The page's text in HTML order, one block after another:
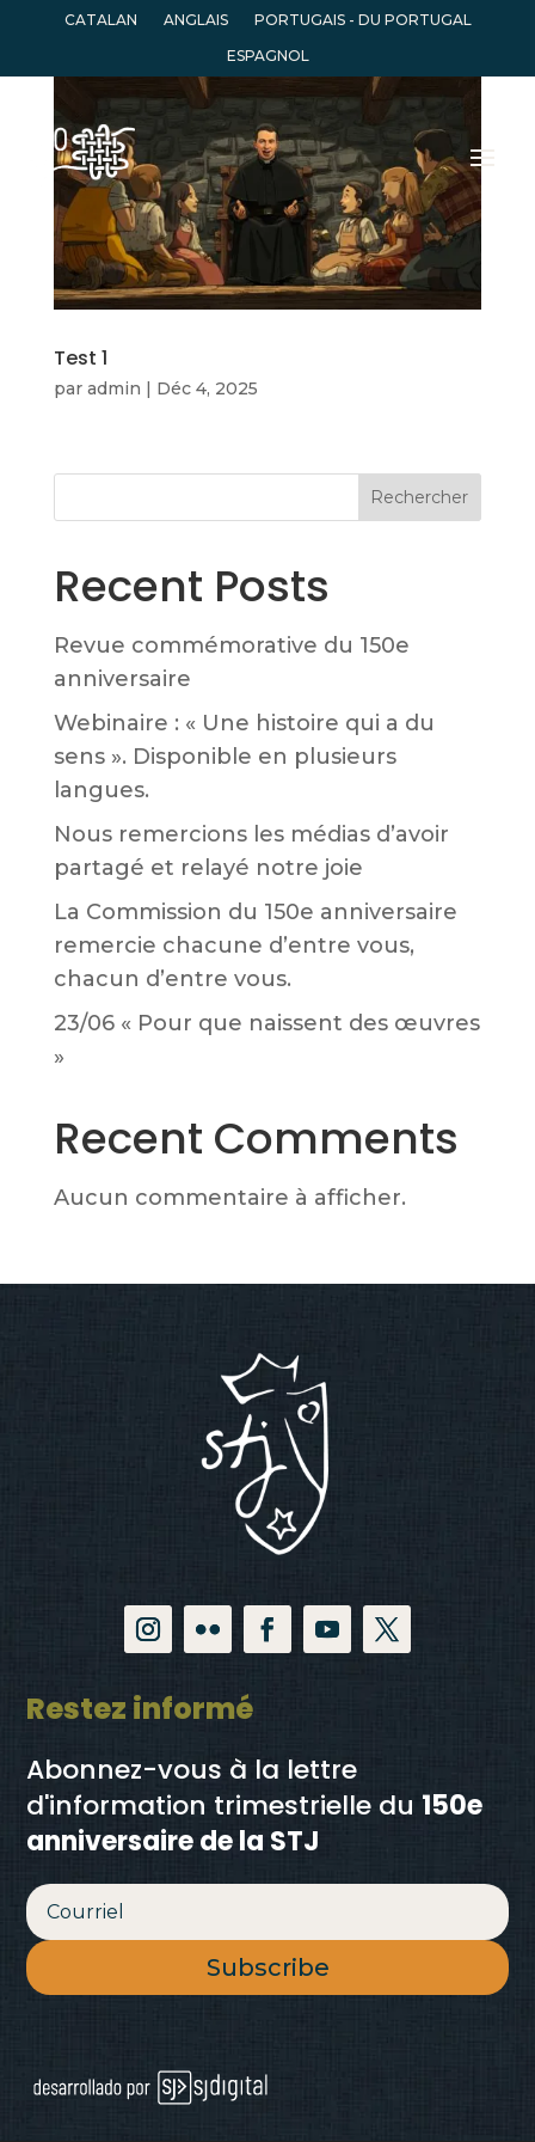
CATALAN ANGLAIS
PORTUGAIS - DU PORTUGAL
ESPAGNOL
Test 1
par admin | Déc 4, 2025
Rechercher
Recent Posts
Revue commémorative du 150e
anniversaire
Webinaire : « Une histoire qui a du
sens ». Disponible en plusieurs
langues.
Nous remercions les médias d’avoir
partagé et relayé notre joie
La Commission du 150e anniversaire
remercie chacune d’entre vous,
chacun d’entre vous.
23/06 « Pour que naissent des œuvres
»
Recent Comments
Aucun commentaire à afficher.
Restez informé
Abonnez-vous à la lettre
d'information trimestrielle du 150e
anniversaire de la STJ
Subscribe